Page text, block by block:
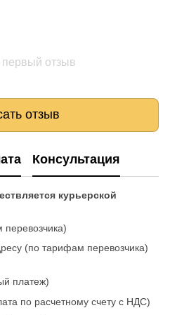
первый отзыв
отзыв
Консультация
курьерской
(по тарифам перевозчика)
платеж)
по расчетному счету с НДС)